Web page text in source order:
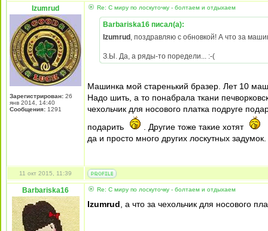
Izumrud
Зарегистрирован: 26
янв 2014, 14:40
Сообщения: 1291
Re: С миру по лоскуточку - болтаем и отдыхаем
Barbariska16 писал(а):
Izumrud , поздравляю с обновкой! А что за
З.Ы. Да, а ряды-то поредели... :-(
Машинка мой старенький бразер. Лет 10
Надо шить, а то понабрала ткани
чехольчик для носового платка подруге
подарить
. Другие тоже такие хотят
да и просто много других лоскутных задумок.
11 окт 2015, 11:39
Barbariska16 Re: С миру по лоскуточку - болтаем и отдыхаем
Izumrud , а что за чехольчик для носового